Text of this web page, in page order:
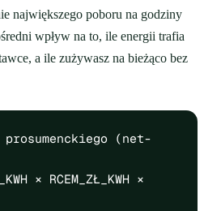
największego poboru na godziny
wpływ na to, ile energii trafia
a ile zużywasz na bieżąco bez
(net-
× RCEM_ZŁ_KWH ×